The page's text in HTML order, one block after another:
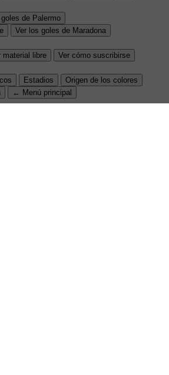
de Palermo
Ver los goles de Maradona
material libre
Ver cómo suscribirse
Estadios
Origen de los colores
← Menú principal